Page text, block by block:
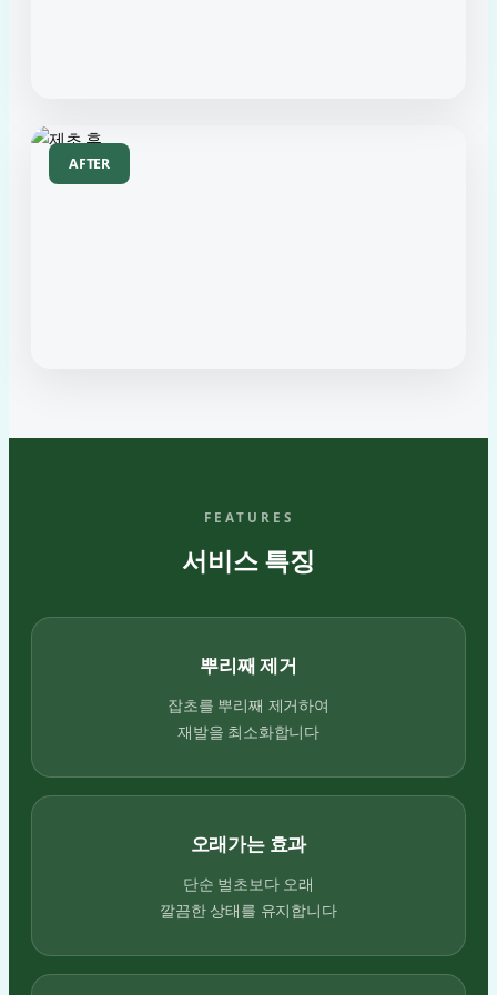
AFTER
FEATURES
서비스 특징
뿌리째 제거
잡초를 뿌리째 제거하여
재발을 최소화합니다
오래가는 효과
단순 벌초보다 오래
깔끔한 상태를 유지합니다